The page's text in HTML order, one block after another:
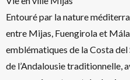
Entouré par la nature
entre Mijas, Fuengirola et
emblématiques de la Costa
de l’Andalousie traditionnelle,